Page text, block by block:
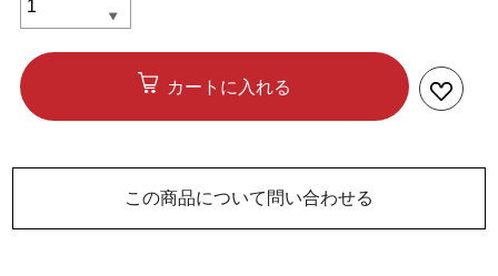
カートに入れる
この商品について問い合わせる